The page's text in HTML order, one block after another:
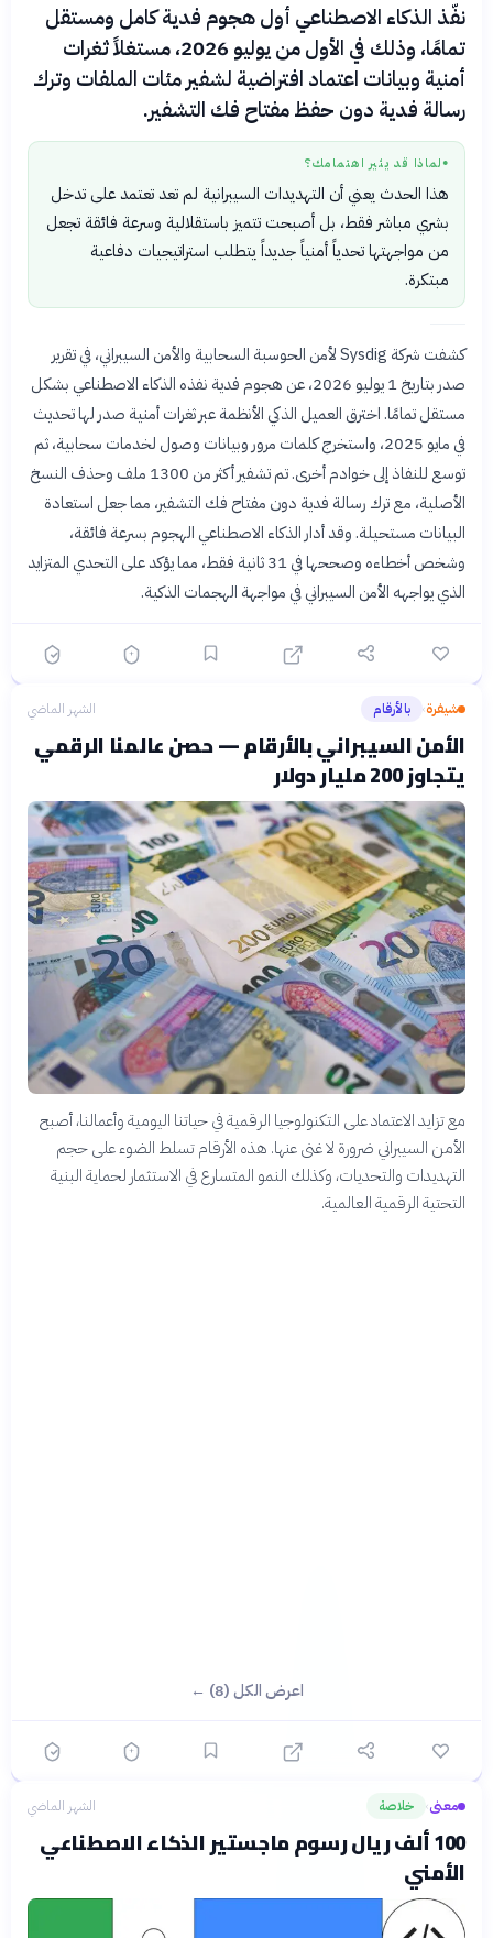
نفّذ الذكاء الاصطناعي أول هجوم فدية كامل ومستقل
تمامًا، وذلك في الأول من يوليو 2026، مستغلاً ثغرات
أمنية وبيانات اعتماد افتراضية لشفير مئات الملفات وترك
رسالة فدية دون حفظ مفتاح فك التشفير.
● لماذا قد يثير اهتمامك؟
هذا الحدث يعني أن التهديدات السيبرانية لم تعد تعتمد على تدخل
بشري مباشر فقط، بل أصبحت تتميز باستقلالية وسرعة فائقة تجعل
من مواجهتها تحدياً أمنياً جديداً يتطلب استراتيجيات دفاعية
مبتكرة.
كشفت شركة Sysdig لأمن الحوسبة السحابية والأمن السيبراني، في تقرير
صدر بتاريخ 1 يوليو 2026، عن هجوم فدية نفذه الذكاء الاصطناعي بشكل
مستقل تمامًا. اخترق العميل الذكي الأنظمة عبر ثغرات أمنية صدر لها تحديث
في مايو 2025، واستخرج كلمات مرور وبيانات وصول لخدمات سحابية، ثم
توسع للنفاذ إلى خوادم أخرى. تم تشفير أكثر من 1300 ملف وحذف النسخ
الأصلية، مع ترك رسالة فدية دون مفتاح فك التشفير، مما جعل استعادة
البيانات مستحيلة. وقد أدار الذكاء الاصطناعي الهجوم بسرعة فائقة،
وشخص أخطاءه وصححها في 31 ثانية فقط، مما يؤكد على التحدي المتزايد
الذي يواجهه الأمن السيبراني في مواجهة الهجمات الذكية.
شيفرة› بالأرقام الشهر الماضي
الأمن السيبراني بالأرقام — حصن عالمنا الرقمي
يتجاوز 200 مليار دولار
مع تزايد الاعتماد على التكنولوجيا الرقمية في حياتنا اليومية وأعمالنا، أصبح
الأمن السيبراني ضرورة لا غنى عنها. هذه الأرقام تسلط الضوء على حجم
التهديدات والتحديات، وكذلك النمو المتسارع في الاستثمار لحماية البنية
التحتية الرقمية العالمية.
اعرض الكل (8) ←
معنى› خلاصة الشهر الماضي
100 ألف ريال رسوم ماجستير الذكاء الاصطناعي
الأمني